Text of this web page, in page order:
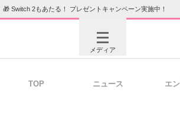
🎁 Switch 2もあたる！ プレゼントキャンペーン実施中！
メディア
TOP ニュース エ